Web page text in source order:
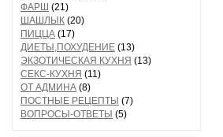
ФАРШ (21)
ШАШЛЫК (20)
ПИЦЦА (17)
ДИЕТЫ,ПОХУДЕНИЕ (13)
ЭКЗОТИЧЕСКАЯ КУХНЯ (13)
СЕКС-КУХНЯ (11)
ОТ АДМИНА (8)
ПОСТНЫЕ РЕЦЕПТЫ (7)
ВОПРОСЫ-ОТВЕТЫ (5)